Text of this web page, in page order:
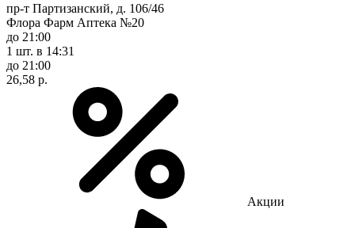
пр-т Партизанский, д. 106/46
Флора Фарм Аптека №20
до 21:00
1 шт. в 14:31
до 21:00
26,58 р.
Акции